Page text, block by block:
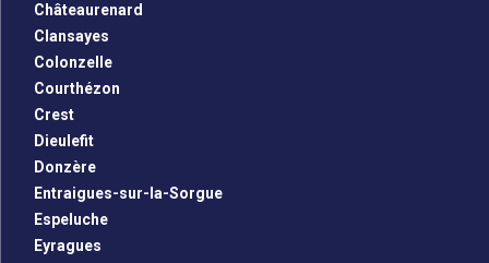
Châteaurenard
Clansayes
Colonzelle
Courthézon
Crest
Dieulefit
Donzère
Entraigues-sur-la-Sorgue
Espeluche
Eyragues